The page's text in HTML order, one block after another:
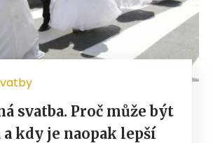
svatba. Proč může být
kdy je naopak lepší